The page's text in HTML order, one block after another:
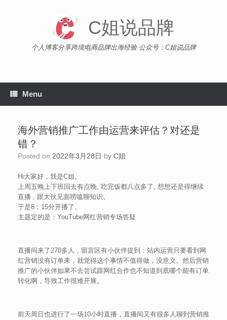
C姐说品牌
个人博客分享跨境电商品牌出海经验 公众号：C姐说品牌
Menu
海外营销推广工作由运营来评估？对还是
错？
Posted on 2022年3月28日 by C姐
Hi大家好，我是C姐。
上周五晚上下班回去有点晚, 吃完饭都八点多了, 想想还是得继续
直播 , 跟大伙见面唠嗑聊知识。
于是8：15分开播了。
主题定的是：YouTube网红营销专场答疑
直播间来了270多人，留言区有小伙伴提到：站内运营只要看到网
红营销没有订单来，就觉得这个事情不值得做，没意义。然后营销
推广的小伙伴如果不去尝试跟网红合作也不知道到底哪个能有订单
转化啊，导致工作很难开展。
前天周日也进行了一场10小时直播，直播间又有很多人聊到营销推